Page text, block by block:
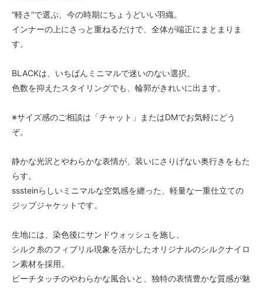
“軽さ”で選ぶ、今の時期にちょうどいい羽織。
インナーの上にさっと重ねるだけで、全体が端正にまとまりま
す。
BLACKは、いちばんミニマルで迷いのない選択。
色数を抑えたスタイリングでも、輪郭がきれいに出ます。
※サイズ感のご相談は「チャット」またはDMでお気軽にどう
ぞ。
静かな光沢とやわらかな表情が、装いにさりげない奥行きをもた
らす。
sssteinらしいミニマルな空気感を纏った、軽量な一重仕立ての
ジップジャケットです。
生地には、染色後にサンドウォッシュを施し、
シルク糸のフィブリル現象を活かしたオリジナルのシルクナイロ
ン素材を採用。
ピーチタッチのやわらかな風合いと、独特の表情豊かな質感が魅